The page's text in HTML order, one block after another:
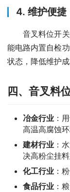
4. 维护便捷
音叉料位开关
能电路内置自检
状态，降低维护
四、音叉料
冶金行业 ：
高温高腐蚀
建材行业 ：
决高粉尘挂
化工行业 ：
食品行业 ：